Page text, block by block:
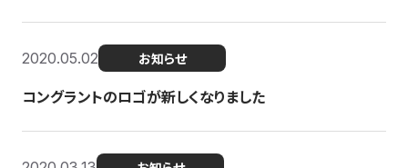
2020.05.02 お知らせ
コングラントのロゴが新しくなりました